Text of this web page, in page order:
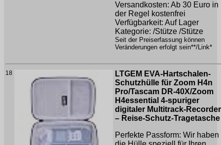
Versandkosten: Ab 30 Euro in
der Regel kostenfrei
Verfügbarkeit: Auf Lager
Kategorie: /Stütze /Stütze
Seit der Preiserfassung können
Veränderungen erfolgt sein**/Link*
18
LTGEM EVA-Hartschalen-
Schutzhülle für Zoom H4n
Pro/Tascam DR-40X/Zoom
H4essential 4-spuriger
digitaler Multitrack-Recorder
– Reise-Schutz-Tragetasche
Perfekte Passform: Wir haben